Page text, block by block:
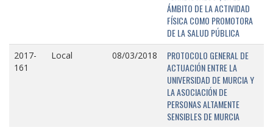
ÁMBITO DE LA ACTIVIDAD
FÍSICA COMO PROMOTORA
DE LA SALUD PÚBLICA
2017-
161
Local 08/03/2018
PROTOCOLO GENERAL DE
ACTUACIÓN ENTRE LA
UNIVERSIDAD DE MURCIA Y
LA ASOCIACIÓN DE
PERSONAS ALTAMENTE
SENSIBLES DE MURCIA